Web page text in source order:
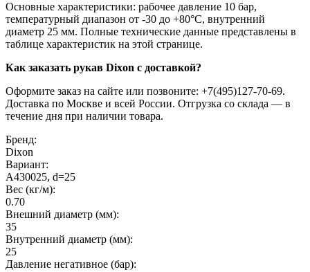
Основные характеристики: рабочее давление 10 бар,
температурный диапазон от -30 до +80°C, внутренний
диаметр 25 мм. Полные технические данные представлены в
таблице характеристик на этой странице.
Как заказать рукав Dixon с доставкой?
Оформите заказ на сайте или позвоните: +7(495)127-70-69.
Доставка по Москве и всей России. Отгрузка со склада — в
течение дня при наличии товара.
Бренд:
Dixon
Вариант:
A430025, d=25
Вес (кг/м):
0.70
Внешний диаметр (мм):
35
Внутренний диаметр (мм):
25
Давление негативное (бар):